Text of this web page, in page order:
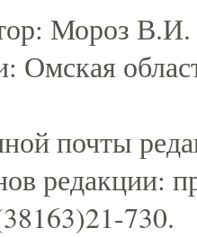
Мороз В.И.
Омская
почты
редакции:
730.